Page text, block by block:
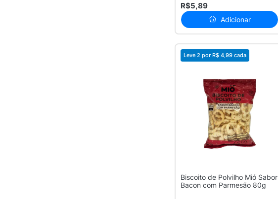
R$5,89
Adicionar
Leve 2 por R$ 4,99 cada
Biscoito de Polvilho Mió Sabor
Bacon com Parmesão 80g